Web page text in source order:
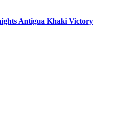
Antigua Khaki Victory